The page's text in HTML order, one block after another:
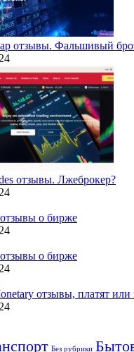
отзывы. Фальшивый
отзывы. Лжеброкер?
о бирже
о бирже
отзывы, платят или
Без рубрики